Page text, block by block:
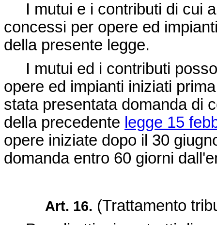
I mutui e i contributi di cui
concessi per opere ed
della presente legge.
I mutui ed i contributi
opere ed impianti iniziati
stata presentata domanda di
della precedente legge 15
opere iniziate dopo il 30
domanda entro 60 giorni
Art. 16. (Trattamento